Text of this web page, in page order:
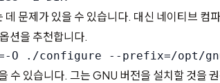
데 문제가 있을 수 있습니다. 대신 네이티브 컴
션을 추천합니다.
수 있습니다. 그는 GNU 버전을 설치할 것을